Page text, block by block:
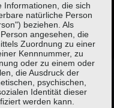
Informationen, die sich
natürliche Person
beziehen. Als
angesehen, die
Zuordnung zu einer
Kennnummer, zu
oder zu einem oder
die Ausdruck der
psychischen,
Identität dieser
werden kann.